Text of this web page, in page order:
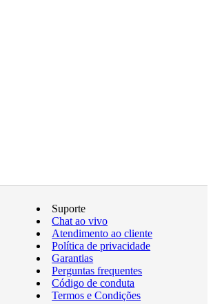
Suporte
Chat ao vivo
Atendimento ao cliente
Política de privacidade
Garantias
Perguntas frequentes
Código de conduta
Termos e Condições